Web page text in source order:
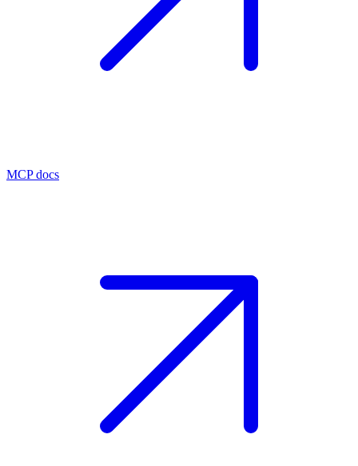
MCP docs